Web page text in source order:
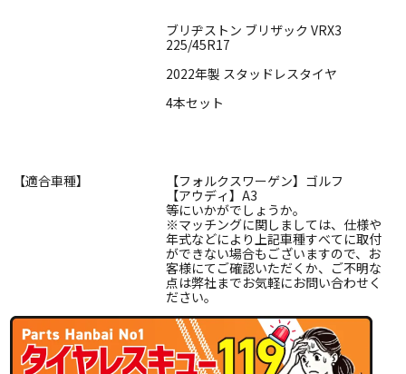
ブリヂストン ブリザック VRX3
225/45R17
2022年製 スタッドレスタイヤ
4本セット
【適合車種】
【フォルクスワーゲン】ゴルフ
【アウディ】A3
等にいかがでしょうか。
※マッチングに関しましては、仕様や
年式などにより上記車種すべてに取付
ができない場合もございますので、お
客様にてご確認いただくか、ご不明な
点は弊社までお気軽にお問い合わせく
ださい。